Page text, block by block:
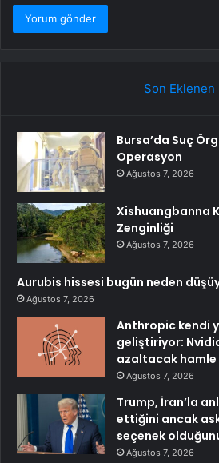
Son Eklenen
Bursa’da Suç
Operasyon
Ağustos 7, 2026
Xishuangbanna
Zenginliği
Ağustos 7, 2026
Aurubis hissesi bugün neden
Ağustos 7, 2026
Anthropic kendi
geliştiriyor:
azaltacak hamle
Ağustos 7, 2026
Trump, İran’la
ettiğini ancak
seçenek
Ağustos 7, 2026